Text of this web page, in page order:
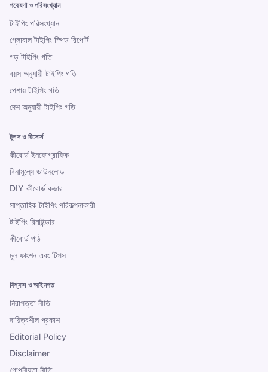
গবেষণা ও পরিসংখ্যান
টাইপিং পরিসংখ্যান
গ্লোবাল টাইপিং স্পিড রিপোর্ট
গড় টাইপিং গতি
বয়স অনুযায়ী টাইপিং গতি
পেশায় টাইপিং গতি
দেশ অনুযায়ী টাইপিং গতি
টুলস ও রিসোর্স
কীবোর্ড ইনফোগ্রাফিক
বিনামূল্যে ডাউনলোড
DIY কীবোর্ড কভার
সাপ্তাহিক টাইপিং পরিকল্পনাকারী
টাইপিং রিমাইন্ডার
কীবোর্ড পাঠ
মূল ফাংশন এবং টিপস
বিশ্বাস ও আইনগত
নিরাপত্তা নীতি
দায়িত্বশীল প্রকাশ
Editorial Policy
Disclaimer
গোপনীয়তা নীতি